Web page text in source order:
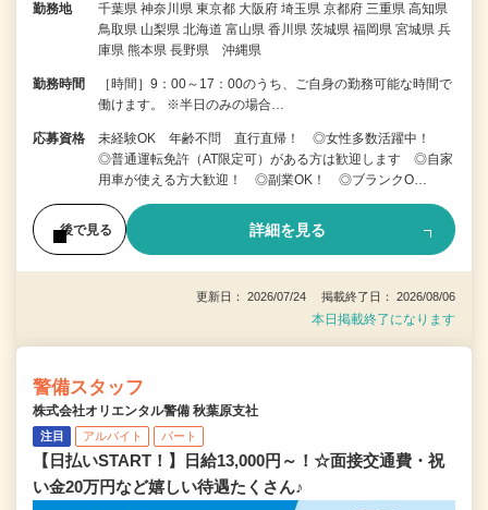
勤務地
千葉県 神奈川県 東京都 大阪府 埼玉県 京都府 三重県 高知県
鳥取県 山梨県 北海道 富山県 香川県 茨城県 福岡県 宮城県 兵
庫県 熊本県 長野県 沖縄県
勤務時間
［時間］9：00～17：00のうち、ご自身の勤務可能な時間で
働けます。 ※半日のみの場合…
応募資格
未経験OK 年齢不問 直行直帰！ ◎女性多数活躍中！
◎普通運転免許（AT限定可）がある方は歓迎します ◎自家
用車が使える方大歓迎！ ◎副業OK！ ◎ブランクO…
後で見る 詳細を見る
更新日： 2026/07/24 掲載終了日： 2026/08/06
本日掲載終了になります
警備スタッフ
株式会社オリエンタル警備 秋葉原支社
注目 アルバイト パート
【日払いSTART！】日給13,000円～！☆面接交通費・祝
い金20万円など嬉しい待遇たくさん♪